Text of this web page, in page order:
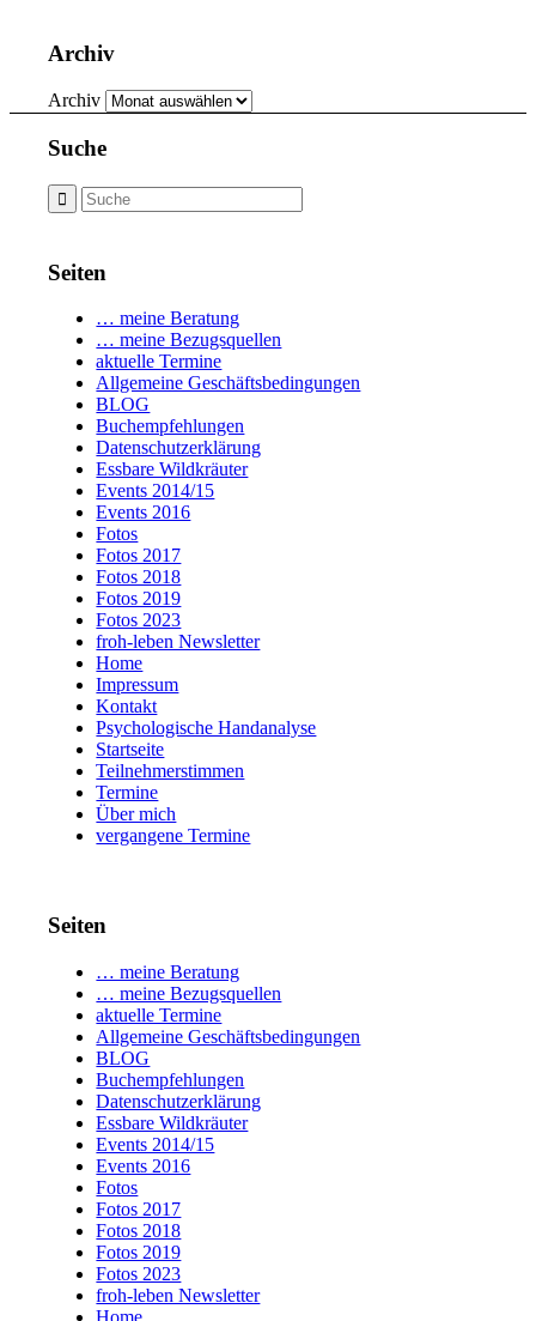
Archiv
Archiv
Suche
Seiten
… meine Beratung
… meine Bezugsquellen
aktuelle Termine
Allgemeine Geschäftsbedingungen
BLOG
Buchempfehlungen
Datenschutzerklärung
Essbare Wildkräuter
Events 2014/15
Events 2016
Fotos
Fotos 2017
Fotos 2018
Fotos 2019
Fotos 2023
froh-leben Newsletter
Home
Impressum
Kontakt
Psychologische Handanalyse
Startseite
Teilnehmerstimmen
Termine
Über mich
vergangene Termine
Seiten
… meine Beratung
… meine Bezugsquellen
aktuelle Termine
Allgemeine Geschäftsbedingungen
BLOG
Buchempfehlungen
Datenschutzerklärung
Essbare Wildkräuter
Events 2014/15
Events 2016
Fotos
Fotos 2017
Fotos 2018
Fotos 2019
Fotos 2023
froh-leben Newsletter
Home